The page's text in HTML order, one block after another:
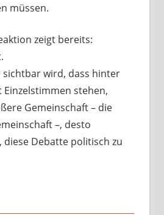
müssen.
zeigt bereits:
wird, dass hinter
stehen,
Gemeinschaft – die
–, desto
diese Debatte politisch zu